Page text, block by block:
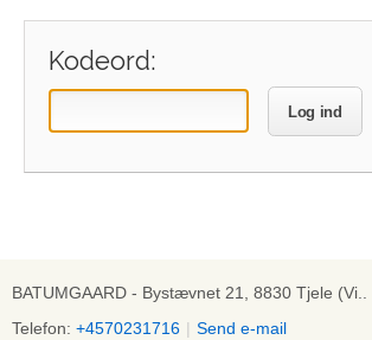
Kodeord:
Log ind
BATUMGAARD - Bystævnet 21, 8830 Tjele (Vi..
Telefon: +4570231716 | Send e-mail